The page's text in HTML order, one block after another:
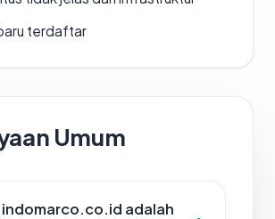
terdaftar
Umum
indomarco.co.id adalah